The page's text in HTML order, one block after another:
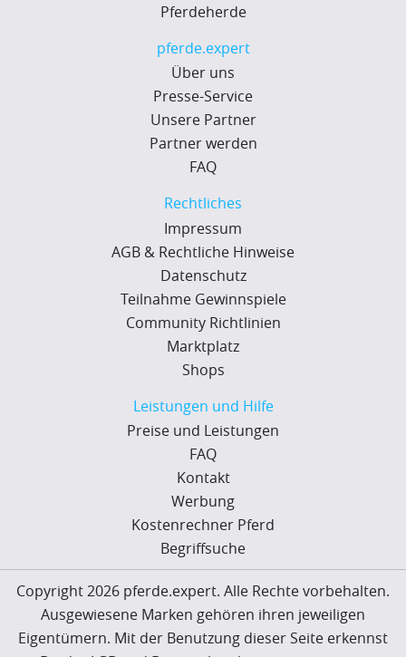
Pferdeherde
pferde.expert
Über uns
Presse-Service
Unsere Partner
Partner werden
FAQ
Rechtliches
Impressum
AGB & Rechtliche Hinweise
Datenschutz
Teilnahme Gewinnspiele
Community Richtlinien
Marktplatz
Shops
Leistungen und Hilfe
Preise und Leistungen
FAQ
Kontakt
Werbung
Kostenrechner Pferd
Begriffsuche
Copyright 2026 pferde.expert. Alle Rechte vorbehalten.
Ausgewiesene Marken gehören ihren jeweiligen
Eigentümern. Mit der Benutzung dieser Seite erkennst